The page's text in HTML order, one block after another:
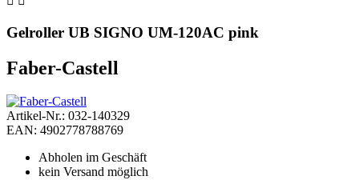
Gelroller UB SIGNO UM-120AC pink
Faber-Castell
Artikel-Nr.: 032-140329
EAN: 4902778788769
Abholen im Geschäft
kein Versand möglich